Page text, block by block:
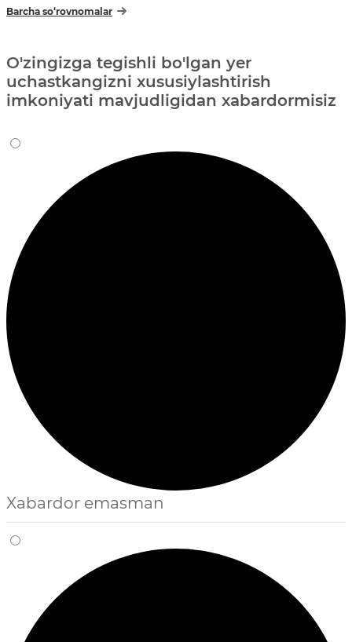
Barcha so‘rovnomalar
O'zingizga tegishli bo'lgan yer
uchastkangizni xususiylashtirish
imkoniyati mavjudligidan xabardormisiz
Xabardor emasman